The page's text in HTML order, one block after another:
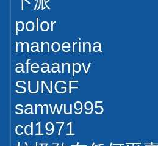
polor
manoerina
afeaanpv
SUNGF
samwu995
cd1971